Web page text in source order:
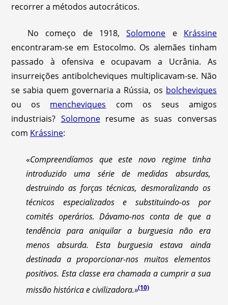
recorrer a métodos autocráticos.
No começo de 1918,Solomone e Krássine
encontraram-se em Estocolmo. Os alemães tinham
passado à ofensiva e ocupavam a Ucrânia. As
insurreições antibolcheviques multiplicavam-se. Não
se sabia quem governaria a Rússia, os bolcheviques
ou os mencheviques com os seus amigos
industriais? Solomoneresume as suas conversas
com Krássine:
«Compreendíamos que este novo regime tinha
introduzido uma série de medidas absurdas,
destruindo as forças técnicas, desmoralizando os
técnicos especializados e substituindo-os por
comités operários. Dávamo-nos conta de que a
tendência para aniquilar a burguesia não era
menos absurda. Esta burguesia estava ainda
destinada a proporcionar-nos muitos elementos
positivos. Esta classe era chamada a cumprir a sua
missão histórica e civilizadora.»(10)